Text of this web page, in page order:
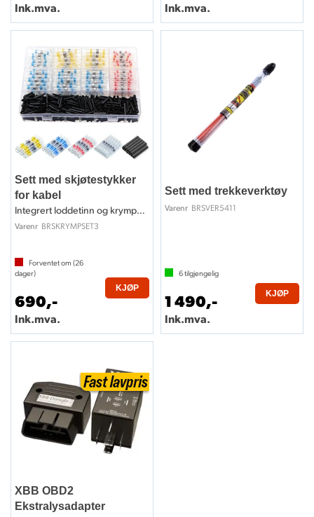
Ink.mva. Ink.mva.
Sett med skjøtestykker
for kabel
Integrert loddetinn og krympestrømpe
Varenr BRSKRYMPSET3
Forventet om (26
dager)
690,-
Ink.mva.
KJØP
Sett med trekkeverktøy
Varenr BRSVER5411
6tilgjengelig
1 490,-
Ink.mva.
KJØP
XBB OBD2
Ekstralysadapter